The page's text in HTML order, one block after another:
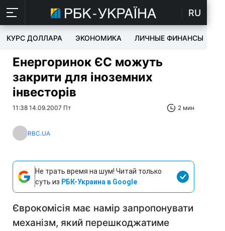
RU
КУРС ДОЛЛАРА ЭКОНОМИКА ЛИЧНЫЕ ФИНАНСЫ
Енергоринок ЄС можуть
закрити для іноземних
інвесторів
11:38 14.09.2007 Пт 2 мин
RBC.UA
Не трать время на шум! Читай только
суть из РБК-Украина в Google
Єврокомісія має намір запропонувати
механізм, який перешкоджатиме